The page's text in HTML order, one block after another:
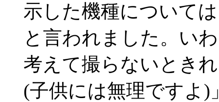
示した機種について
と言われました。い
考えて撮らないとき
(子供には無理ですよ